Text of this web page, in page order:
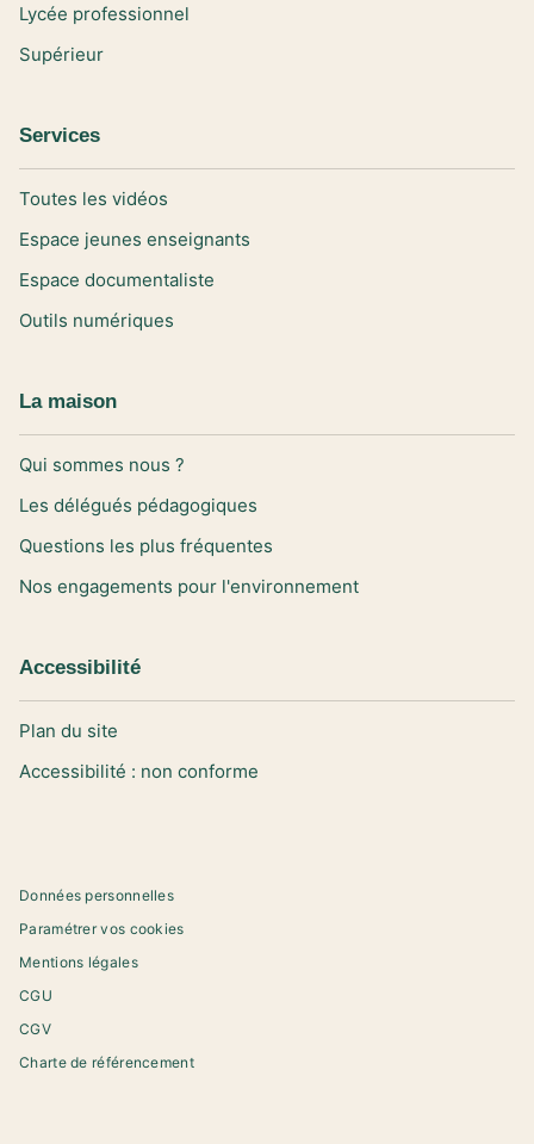
Lycée professionnel
Supérieur
Services
Toutes les vidéos
Espace jeunes enseignants
Espace documentaliste
Outils numériques
La maison
Qui sommes nous ?
Les délégués pédagogiques
Questions les plus fréquentes
Nos engagements pour l'environnement
Accessibilité
Plan du site
Accessibilité : non conforme
Données personnelles
Paramétrer vos cookies
Mentions légales
CGU
CGV
Charte de référencement